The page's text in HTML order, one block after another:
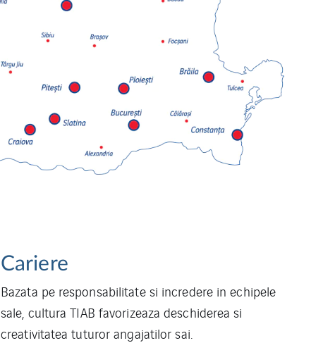
Cariere
Bazata pe responsabilitate si incredere in echipele
sale, cultura TIAB favorizeaza deschiderea si
creativitatea tuturor angajatilor sai.